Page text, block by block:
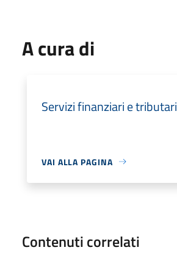
A cura di
Servizi finanziari e tributari
VAI ALLA PAGINA
Contenuti correlati